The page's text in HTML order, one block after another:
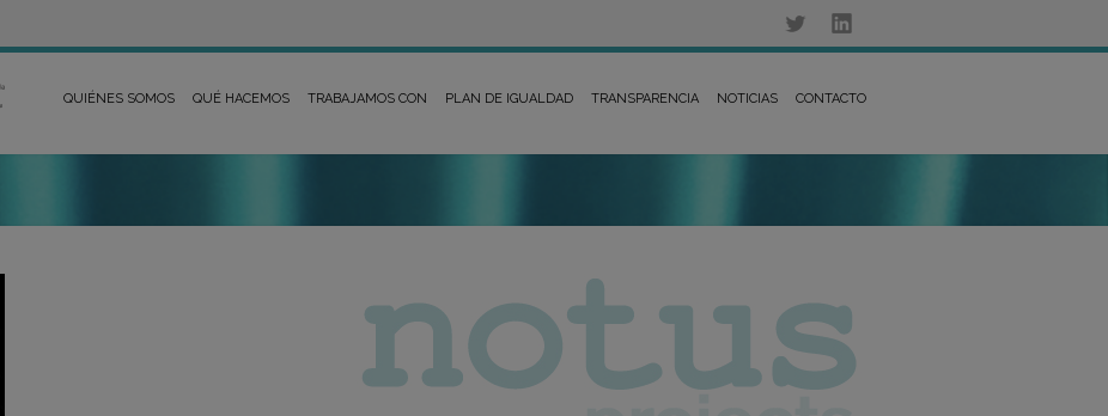
QUIÉNES SOMOS QUÉ HACEMOS TRABAJAMOS CON PLAN DE IGUALDAD TRANSPARENCIA NOTICIAS CONTACTO